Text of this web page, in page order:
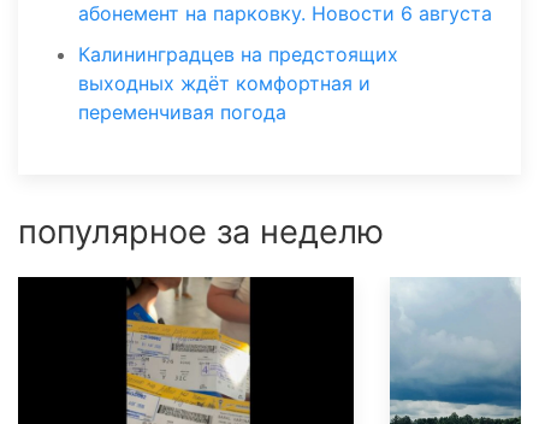
абонемент на парковку. Новости 6 августа
Калининградцев на предстоящих
выходных ждёт комфортная и
переменчивая погода
популярное за неделю